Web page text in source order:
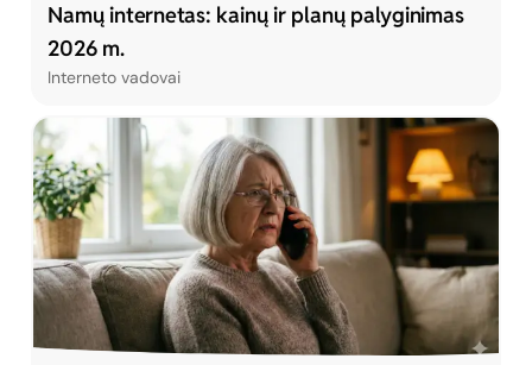
Namų internetas: kainų ir planų palyginimas
2026 m.
Interneto vadovai